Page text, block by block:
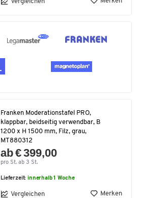
Franken Moderationstafel PRO,
klappbar, beidseitig verwendbar, B
1200 x H 1500 mm, Filz, grau,
MT880312
ab € 399,00
pro St. ab 3 St.
Lieferzeit:innerhalb 1 Woche
Vergleichen Merken